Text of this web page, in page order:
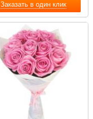
Заказать в один клик